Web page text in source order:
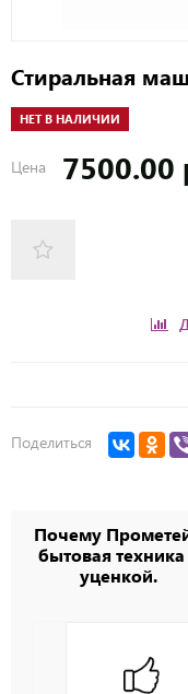
Стиральная
НЕТ В НАЛИЧИИ
Цена 7500.00
Поделиться
Почему
бытовая техника
уценкой.